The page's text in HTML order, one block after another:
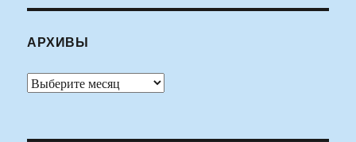
АРХИВЫ
Архивы